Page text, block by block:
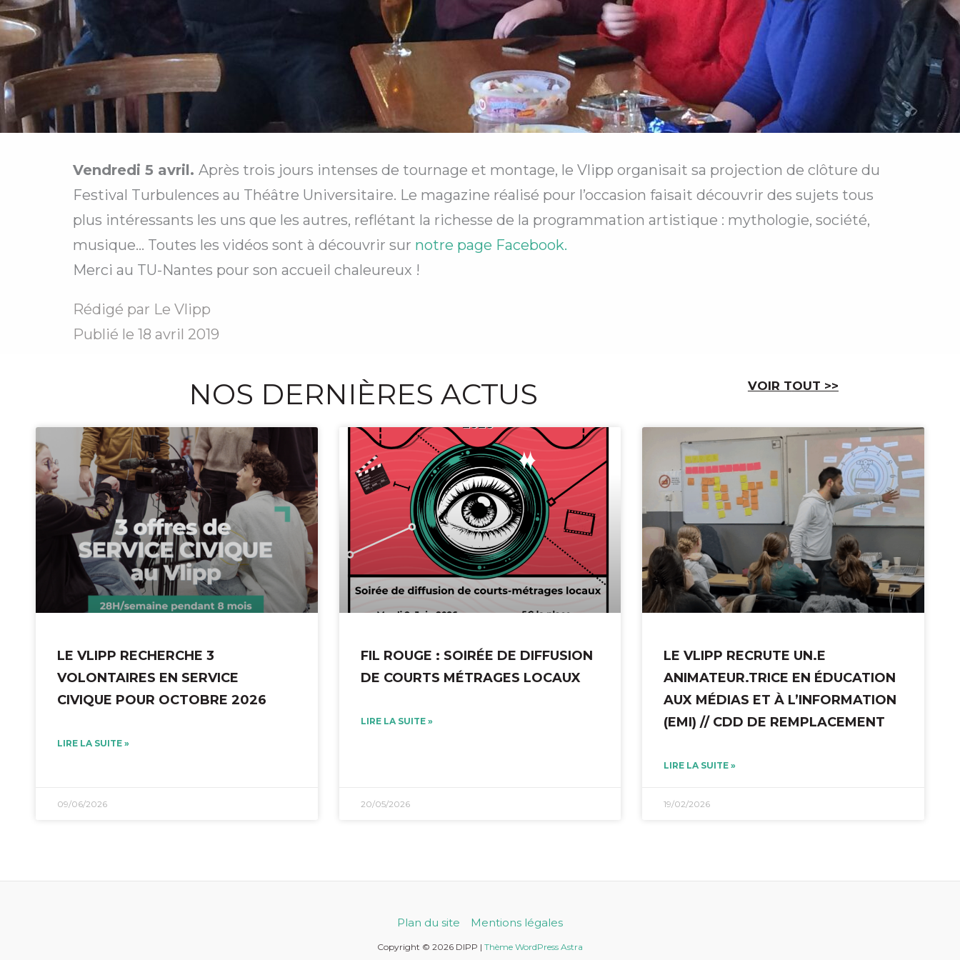
Vendredi 5 avril. Après trois jours intenses de tournage et montage, le Vlipp organisait sa projection de clôture du
Festival Turbulences au Théâtre Universitaire. Le magazine réalisé pour l’occasion faisait découvrir des sujets tous
plus intéressants les uns que les autres, reflétant la richesse de la programmation artistique : mythologie, société,
musique… Toutes les vidéos sont à découvrir sur notre page Facebook.
Merci au TU-Nantes pour son accueil chaleureux !
Rédigé par Le Vlipp
Publié le 18 avril 2019
NOS DERNIÈRES ACTUS VOIR TOUT >>
LE VLIPP RECHERCHE 3
VOLONTAIRES EN SERVICE
CIVIQUE POUR OCTOBRE 2026
LIRE LA SUITE »
09/06/2026
FIL ROUGE : SOIRÉE DE DIFFUSION
DE COURTS MÉTRAGES LOCAUX
LIRE LA SUITE »
20/05/2026
LE VLIPP RECRUTE UN.E
ANIMATEUR.TRICE EN ÉDUCATION
AUX MÉDIAS ET À L’INFORMATION
(EMI) // CDD DE REMPLACEMENT
LIRE LA SUITE »
19/02/2026
Plan du site Mentions légales
Copyright © 2026 DIPP | Thème WordPress Astra